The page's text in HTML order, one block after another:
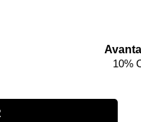
10%